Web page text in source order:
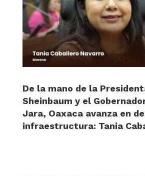
De la mano de la
Sheinbaum y el
Jara, Oaxaca avanza en
infraestructura: Tania